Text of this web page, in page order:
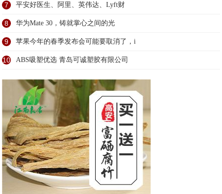
7 平安好医生、阿里、英伟达、Lyft财
8 华为Mate 30，铸就掌心之间的光
9 苹果今年的春季发布会可能要取消了，i
10 ABS吸塑优选 青岛可诚塑胶有限公司